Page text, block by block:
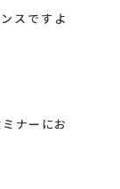
スですよ
ナーにお